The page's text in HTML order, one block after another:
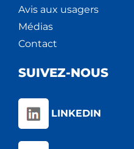
Avis aux usagers
Médias
Contact
SUIVEZ-NOUS
LINKEDIN